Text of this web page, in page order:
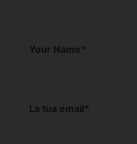
Your Name*
La tua email*